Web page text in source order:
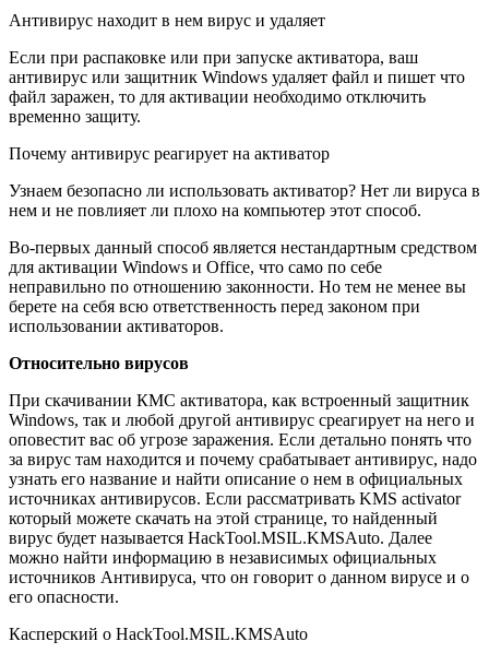
Антивирус находит в нем вирус и удаляет
Если при распаковке или при запуске активатора, ваш
антивирус или защитник Windows удаляет файл и пишет что
файл заражен, то для активации необходимо отключить
временно защиту.
Почему антивирус реагирует на активатор
Узнаем безопасно ли использовать активатор? Нет ли вируса в
нем и не повлияет ли плохо на компьютер этот способ.
Во-первых данный способ является нестандартным средством
для активации Windows и Office, что само по себе
неправильно по отношению законности. Но тем не менее вы
берете на себя всю ответственность перед законом при
использовании активаторов.
Относительно вирусов
При скачивании КМС активатора, как встроенный защитник
Windows, так и любой другой антивирус среагирует на него и
оповестит вас об угрозе заражения. Если детально понять что
за вирус там находится и почему срабатывает антивирус, надо
узнать его название и найти описание о нем в официальных
источниках антивирусов. Если рассматривать KMS activator
который можете скачать на этой странице, то найденный
вирус будет называется HackTool.MSIL.KMSAuto. Далее
можно найти информацию в независимых официальных
источников Антивируса, что он говорит о данном вирусе и о
его опасности.
Касперский о HackTool.MSIL.KMSAuto